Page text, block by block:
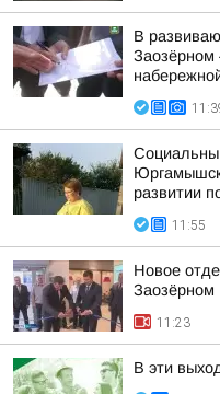
В
Заозёрном
развитии
11:55
Новое
Заозёрном
11:23
В эти